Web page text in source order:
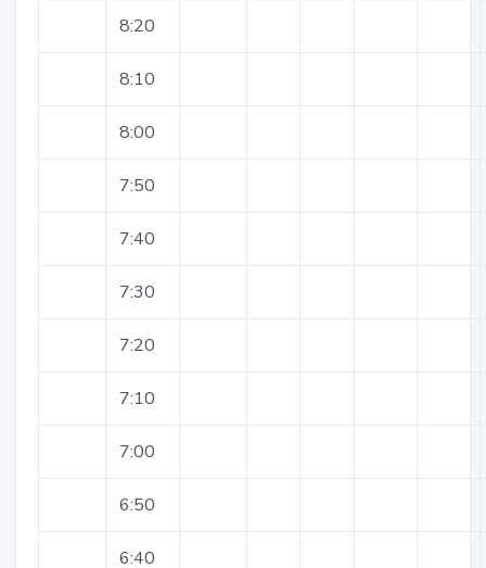
8:20
8:10
8:00
7:50
7:40
7:30
7:20
7:10
7:00
6:50
6:40